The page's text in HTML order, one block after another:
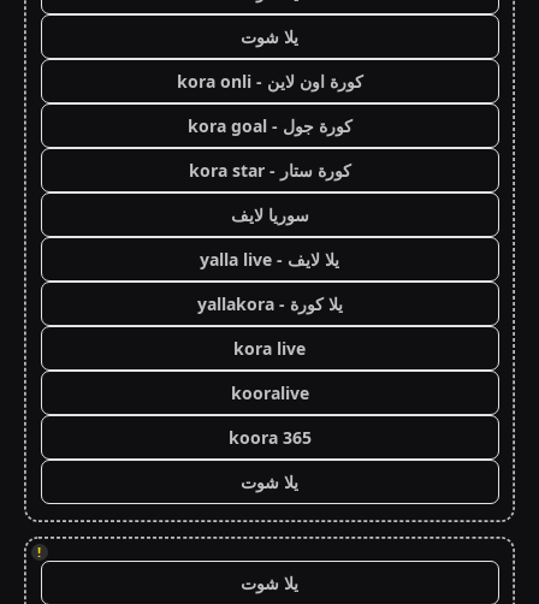
يلا شوت
كورة اون لاين - kora onli
كورة جول - kora goal
كورة ستار - kora star
سوريا لايف
يلا لايف - yalla live
يلا كورة - yallakora
kora live
kooralive
koora 365
يلا شوت
!
يلا شوت